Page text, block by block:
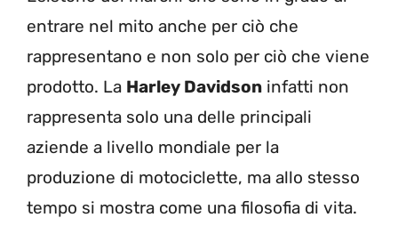
entrare nel mito anche per ciò che
rappresentano e non solo per ciò che viene
prodotto. La Harley Davidson infatti non
rappresenta solo una delle principali
aziende a livello mondiale per la
produzione di motociclette, ma allo stesso
tempo si mostra come una filosofia di vita.